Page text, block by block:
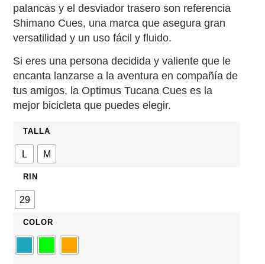
palancas y el desviador trasero son referencia
Shimano Cues, una marca que asegura gran
versatilidad y un uso fácil y fluido.
Si eres una persona decidida y valiente que le
encanta lanzarse a la aventura en compañía de
tus amigos, la Optimus Tucana Cues es la
mejor bicicleta que puedes elegir.
TALLA
L M
RIN
29
COLOR